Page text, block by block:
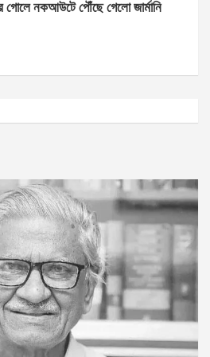
গোলে নকআউটে পৌঁছে গেলো জার্মানি